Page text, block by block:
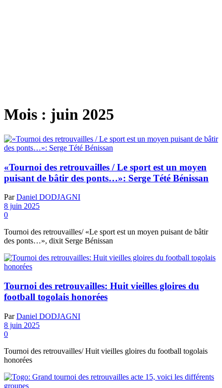
Mois : juin 2025
«Tournoi des retrouvailles / Le sport est un moyen
puisant de bâtir des ponts…»: Serge Tété Bénissan
Par Daniel DODJAGNI
8 juin 2025
0
Tournoi des retrouvailles/ «Le sport est un moyen puisant de bâtir
des ponts…», dixit Serge Bénissan
Tournoi des retrouvailles: Huit vieilles gloires du
football togolais honorées
Par Daniel DODJAGNI
8 juin 2025
0
Tournoi des retrouvailles/ Huit vieilles gloires du football togolais
honorées